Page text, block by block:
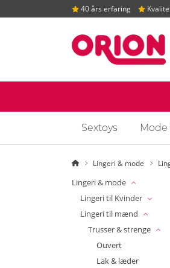
40 års erfaring
Sextoys Mode
StartsideLingeri & mode
Lingeri & mode
Lingeri til Kvinder
Lingeri til mænd
Trusser & strenge
Ouvert
Lak & læder